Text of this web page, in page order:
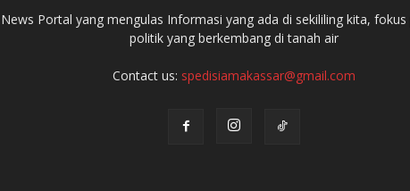
Portal yang mengulas Informasi yang ada di sekililing kita,
politik yang berkembang di tanah air
Contact us: spedisiamakassar@gmail.com